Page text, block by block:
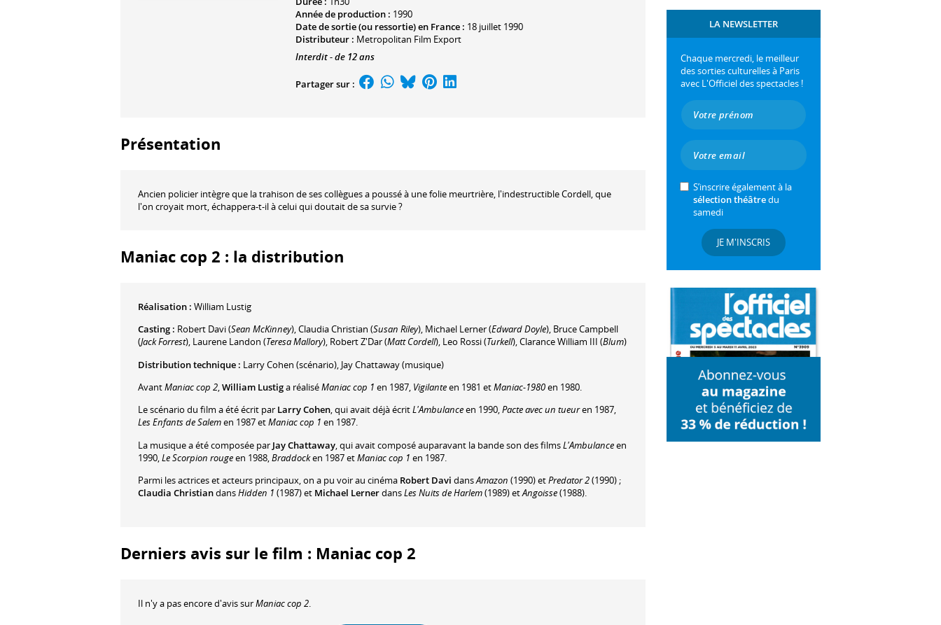
Année de production : 1990
Date de sortie (ou ressortie) en France : 18 juillet 1990
Distributeur : Metropolitan Film Export
Interdit - de 12 ans
Partager sur :
Présentation
Ancien policier intègre que la trahison de ses collègues a poussé à une folie meurtrière, l'indestructible Cordell, que
l'on croyait mort, échappera-t-il à celui qui doutait de sa survie ?
Maniac cop 2 : la distribution
Réalisation : William Lustig
Casting : Robert Davi(Sean McKinney),Claudia Christian (Susan Riley), Michael Lerner(Edward Doyle), Bruce Campbell
(Jack Forrest), Laurene Landon (Teresa Mallory), Robert Z'Dar(Matt Cordell), Leo Rossi(Turkell),Clarance William III (Blum)
Distribution technique : Larry Cohen (scénario), Jay Chattaway(musique)
AvantManiac cop 2,William Lustiga réaliséManiac cop 1 en 1987, Vigilanteen 1981 etManiac-1980en 1980.
Le scénario du film a été écrit par Larry Cohen, qui avait déjà écritL'Ambulanceen 1990,Pacte avec un tueuren 1987,
Les Enfants de Salemen 1987 etManiac cop 1 en 1987.
La musique a été composée par Jay Chattaway, qui avait composé auparavant la bande son des filmsL'Ambulanceen
1990,Le Scorpion rougeen 1988,Braddocken 1987 etManiac cop 1 en 1987.
Parmi les actrices et acteurs principaux, on a pu voir au cinéma Robert Davi dansAmazon (1990) etPredator 2(1990) ;
Claudia ChristiandansHidden 1 (1987) et Michael LernerdansLes Nuits de Harlem(1989) etAngoisse(1988).
Derniers avis sur le film : Maniac cop 2
Il n'y a pas encore d'avis surManiac cop 2.
LA NEWSLETTER
Chaque mercredi, le meilleur
des sorties culturelles à Paris
avec L'Officiel des spectacles !
S’inscrire également à la
sélection théâtredu
samedi
JE M'INSCRIS